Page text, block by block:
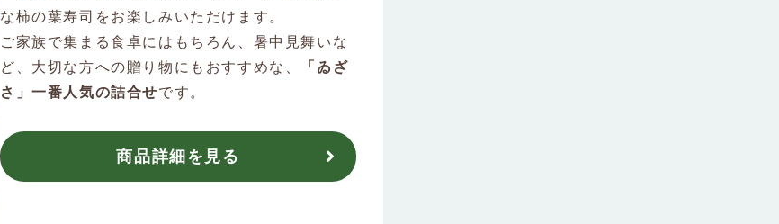
な柿の葉寿司をお楽しみいただけます。
ご家族で集まる食卓にはもちろん、暑中見舞いな
ど、大切な方への贈り物にもおすすめな、
「ゐざ
さ」一番人気の詰合せです。
商品詳細を見る